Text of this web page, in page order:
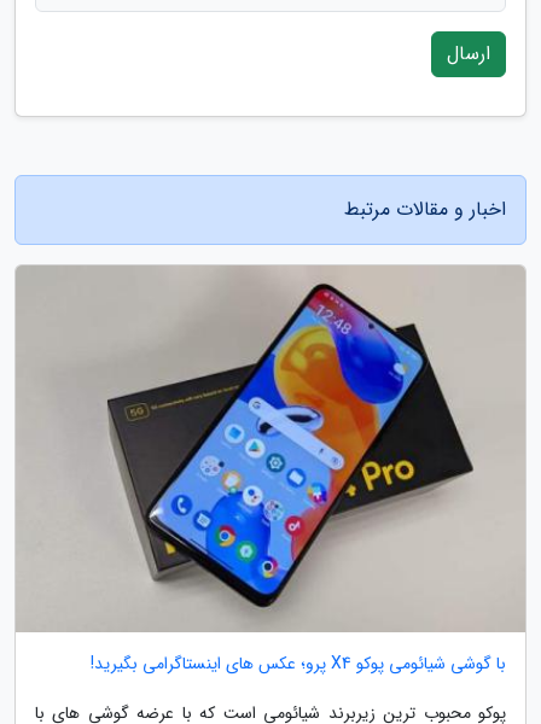
ارسال
اخبار و مقالات مرتبط
با گوشی شیائومی پوکو X4 پرو؛ عکس های اینستاگرامی بگیرید!
پوکو محبوب ترین زیربرند شیائومی است که با عرضه گوشی های با